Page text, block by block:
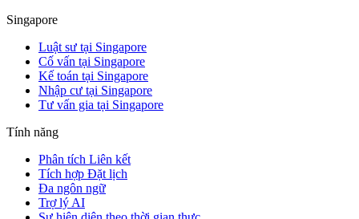
Singapore
Luật sư tại Singapore
Cố vấn tại Singapore
Kế toán tại Singapore
Nhập cư tại Singapore
Tư vấn gia tại Singapore
Tính năng
Phân tích Liên kết
Tích hợp Đặt lịch
Đa ngôn ngữ
Trợ lý AI